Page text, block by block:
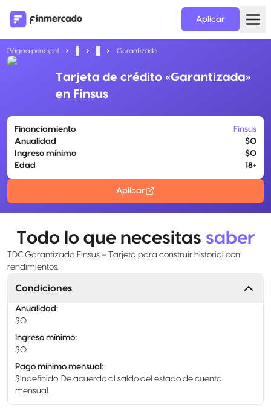
Aplicar
Página principal Garantizada
Tarjeta de crédito «Garantizada»
en Finsus
Financiamiento
Finsus
Anualidad
$0
Ingreso mínimo
$0
Edad
18+
Aplicar
Todo lo que necesitas saber
TDC Garantizada Finsus – Tarjeta para construir historial con
rendimientos.
Condiciones
Anualidad:
$0
Ingreso mínimo:
$0
Pago mínimo mensual :
$Indefinido. De acuerdo al saldo del estado de cuenta
mensual.